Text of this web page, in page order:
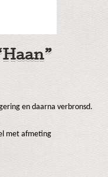
en daarna verbronsd.
met afmeting